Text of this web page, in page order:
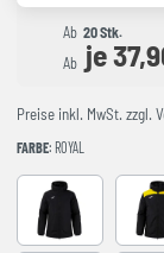
Ab 20 Stk.
Ab je
Preise inkl. MwSt. zzgl.
FARBE: ROYAL
Black